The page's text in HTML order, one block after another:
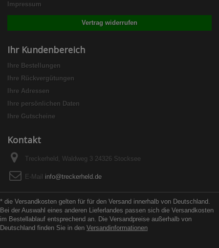
Impressum
Vertrag widerrufen
Ihr Kundenbereich
Ihre Bestellungen
Ihre Rückvergütungen
Ihre Adressen
Ihre persönlichen Daten
Ihre Gutscheine
Kontakt
Treckerheld, Waldweg 3 24326 Stocksee
E-Mail info@treckerheld.de
* die Versandkosten gelten für für den Versand innerhalb von Deutschland.
Bei der Auswahl eines anderen Lieferlandes passen sich die Versandkosten
im Bestellablauf entsprechend an. Die Versandpreise außerhalb von
Deutschland finden Sie in den Versandinformationen